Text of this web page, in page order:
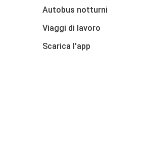
Autobus notturni
Viaggi di lavoro
Scarica l'app